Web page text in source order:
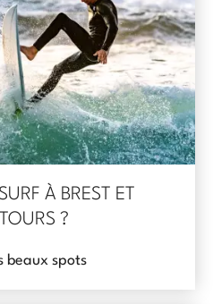
À BREST ET
?
beaux spots